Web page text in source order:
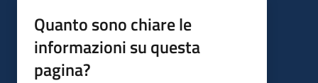
Quanto sono chiare le
informazioni su questa
pagina?